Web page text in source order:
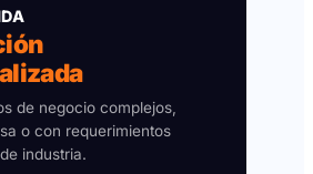
de negocio complejos,
o con requerimientos
industria.